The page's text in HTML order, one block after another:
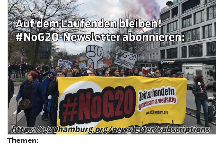
Themen: